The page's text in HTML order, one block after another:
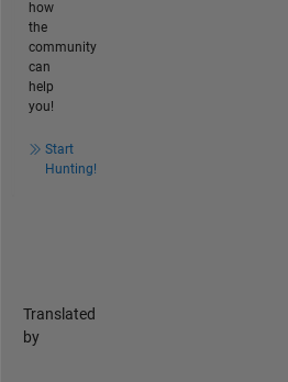
how
the
community
can
help
you!
Start
Hunting!
Translated
by